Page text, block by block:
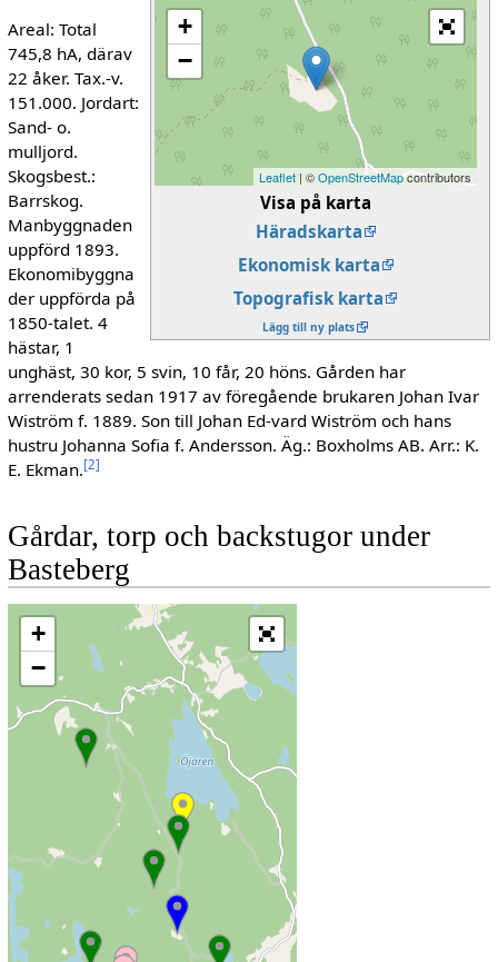
+
−
Leaflet | ©OpenStreetMapcontributors
Visa på karta
Häradskarta
Ekonomisk karta
Topografisk karta
Lägg till ny plats
Areal: Total
745,8 hA, därav
22 åker. Tax.-v.
151.000. Jordart:
Sand- o.
mulljord.
Skogsbest.:
Barrskog.
Manbyggnaden
uppförd 1893.
Ekonomibyggna
der uppförda på
1850-talet. 4
hästar, 1
unghäst, 30 kor, 5 svin, 10 får, 20 höns. Gården har
arrenderats sedan 1917 av föregående brukaren Johan Ivar
Wiström f. 1889. Son till Johan Ed-vard Wiström och hans
hustru Johanna Sofia f. Andersson. Äg.: Boxholms AB. Arr.: K.
E. Ekman.[2]
Gårdar, torp och backstugor under
Basteberg
+
−